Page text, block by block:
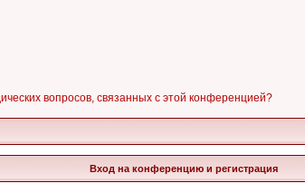
вопросов, связанных с этой конференцией?
Вход на конференцию и регистрация